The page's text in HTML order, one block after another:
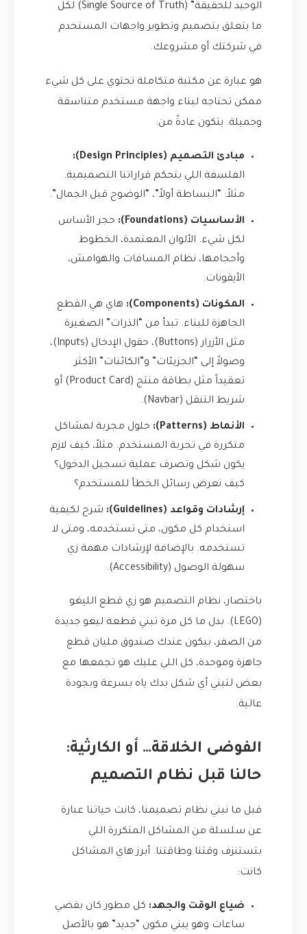
الوحيد للحقيقة” (Single Source of Truth) لكل
ما يتعلق بتصميم وتطوير واجهات المستخدم
في شركتك أو مشروعك.
هو عبارة عن مكتبة متكاملة تحتوي على كل شيء
ممكن تحتاجه لبناء واجهة مستخدم متناسقة
وجميلة. يتكون عادةً من:
مبادئ التصميم (Design Principles):
الفلسفة اللي بتحكم قراراتنا التصميمية.
مثلاً: “البساطة أولاً”، “الوضوح قبل الجمال”.
الأساسيات (Foundations):
حجر الأساس
لكل شيء. الألوان المعتمدة، الخطوط
وأحجامها، نظام المسافات والهوامش،
الأيقونات.
المكونات (Components):
هاي هي القطع
الجاهزة للبناء. تبدأ من “الذرات” الصغيرة
مثل الأزرار (Buttons)، حقول الإدخال (Inputs)،
وصولاً إلى “الجزيئات” و”الكائنات” الأكثر
تعقيداً مثل بطاقة منتج (Product Card) أو
شريط التنقل (Navbar).
الأنماط (Patterns):
حلول مجربة لمشاكل
متكررة في تجربة المستخدم. مثلاً، كيف لازم
يكون شكل وتصرف عملية تسجيل الدخول؟
كيف نعرض رسائل الخطأ للمستخدم؟
إرشادات وقواعد (Guidelines):
شرح لكيفية
استخدام كل مكون، متى تستخدمه، ومتى لا
تستخدمه. بالإضافة لإرشادات مهمة زي
سهولة الوصول (Accessibility).
باختصار، نظام التصميم هو زي قطع الليغو
(LEGO). بدل ما كل مرة تبني قطعة ليغو جديدة
من الصفر، بيكون عندك صندوق مليان قطع
جاهزة وموحدة، كل اللي عليك هو تجمعها مع
بعض لتبني أي شكل بدك ياه بسرعة وبجودة
عالية.
الفوضى الخلاقة… أو الكارثية:
حالنا قبل نظام التصميم
قبل ما نبني نظام تصميمنا، كانت حياتنا عبارة
عن سلسلة من المشاكل المتكررة اللي
بتستنزف وقتنا وطاقتنا. أبرز هاي المشاكل
كانت:
ضياع الوقت والجهد: كل مطور كان بقضي
ساعات وهو يبني مكون “جديد” هو بالأصل